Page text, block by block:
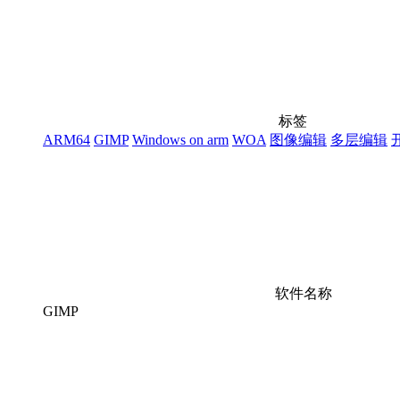
标签
ARM64 GIMP Windows on arm WOA 图像编辑 多层编辑
软件名称
GIMP